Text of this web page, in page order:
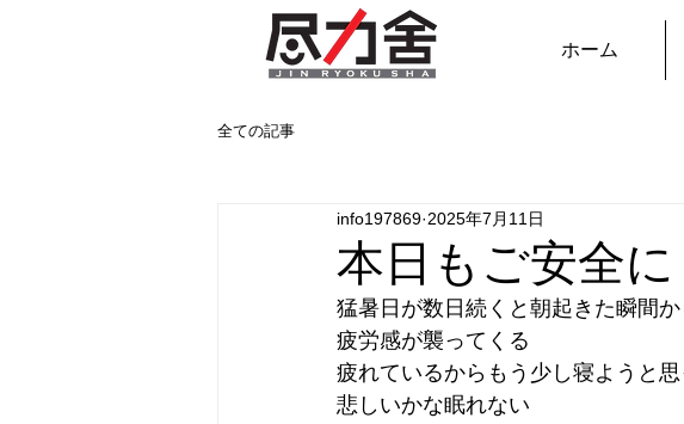
ホーム
全ての記事
本日もご安全
info197869 2025年7月11日
猛暑日が数日続くと朝起きた瞬間か
疲労感が襲ってくる
疲れているからもう少し寝ようと
悲しいかな眠れない